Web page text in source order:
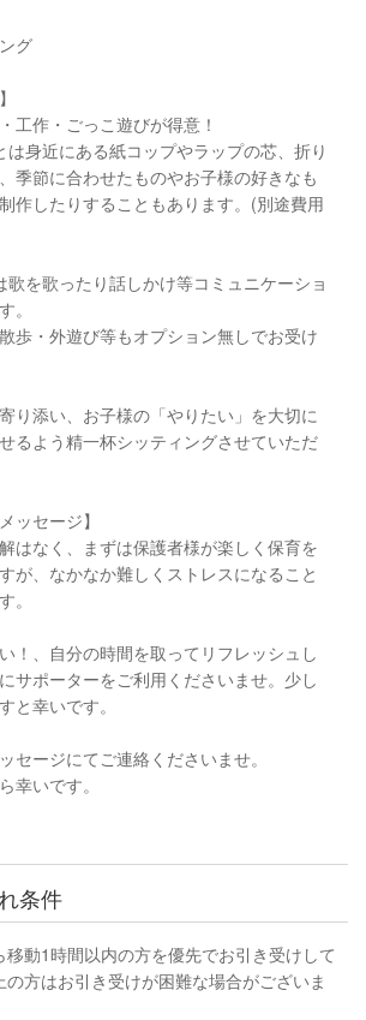
グ
工作・ごっこ遊びが得意！
身近にある紙コップやラップの芯、折り
季節に合わせたものやお子様の好きなも
作したりすることもあります。(別途費用
を歌ったり話しかけ等コミュニケーショ
。
歩・外遊び等もオプション無しでお受け
り添い、お子様の「やりたい」を大切に
るよう精一杯シッティングさせていただ
ッセージ】
はなく、まずは保護者様が楽しく保育を
が、なかなか難しくストレスになること
。
！、自分の時間を取ってリフレッシュし
サポーターをご利用くださいませ。少し
と幸いです。
セージにてご連絡くださいませ。
幸いです。
条件
動1時間以内の方を優先でお引き受けして
方はお引き受けが困難な場合がございま